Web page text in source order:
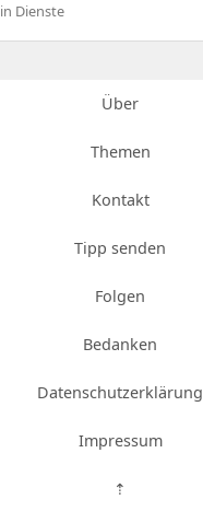
in Dienste
Über
Themen
Kontakt
Tipp senden
Folgen
Bedanken
Datenschutzerklärung
Impressum
⇡